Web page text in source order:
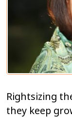
Rightsizing
they keep